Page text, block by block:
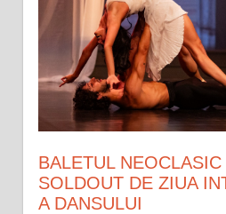
BALETUL NEOCLASIC
SOLDOUT DE ZIUA
A DANSULUI